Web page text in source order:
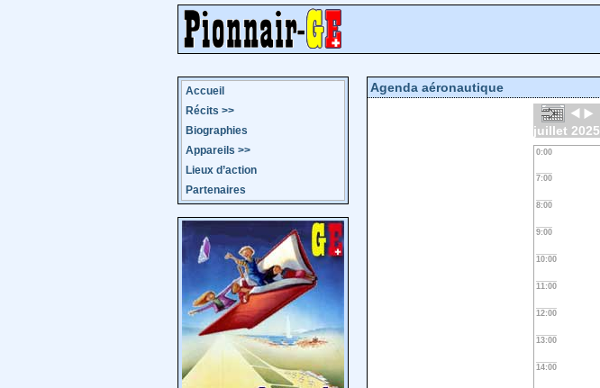
Accueil
Récits >>
Biographies
Appareils >>
Lieux d’action
Partenaires
Agenda aéronautique
juillet 2025
0:00
7:00
8:00
9:00
10:00
11:00
12:00
13:00
14:00